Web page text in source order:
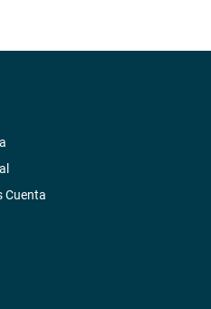
Cuenta